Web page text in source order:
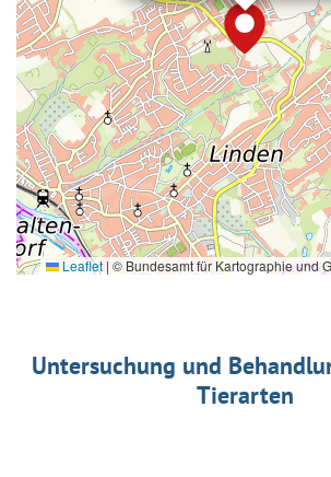
Leaflet | © Bundesamt für Kartographie und
Untersuchung und
Tierarten